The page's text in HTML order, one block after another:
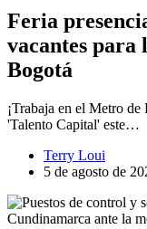
Feria
vacantes para
Bogotá
¡Trabaja en el Metro
'Talento Capital' este…
Terry Loui
5 de agosto de